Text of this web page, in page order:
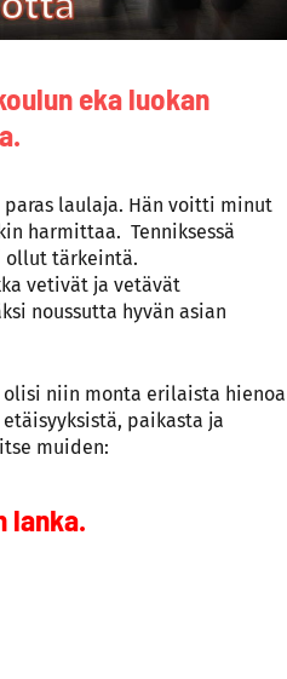
eka luokan
laulaja. Hän voitti minut
harmittaa. Tenniksessä
ollut tärkeintä.
vetivät ja vetävät
noussutta hyvän asian
niin monta erilaista hienoa
paikasta ja
muiden:
lanka.